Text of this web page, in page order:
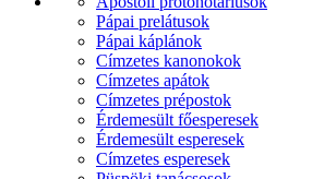
Pápai prelátusok
Pápai káplánok
Címzetes kanonokok
Címzetes apátok
Címzetes prépostok
Érdemesült főesperesek
Érdemesült esperesek
Címzetes esperesek